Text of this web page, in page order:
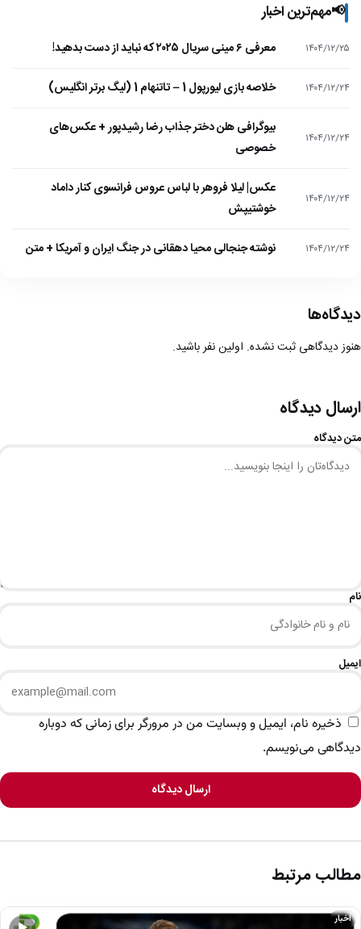
📢مهم‌ترین اخبار
۱۴۰۴/۱۲/۲۵ معرفی ۶ مینی سریال ۲۰۲۵ که نباید از دست بدهید!
۱۴۰۴/۱۲/۲۴ خلاصه بازی لیورپول 1 – تاتنهام 1 (لیگ برتر انگلیس)
۱۴۰۴/۱۲/۲۴
بیوگرافی هلن دختر جذاب رضا رشیدپور + عکس‌های
خصوصی
۱۴۰۴/۱۲/۲۴
عکس| لیلا فروهر با لباس عروس فرانسوی کنار داماد
خوشتیپش
۱۴۰۴/۱۲/۲۴ نوشته جنجالی محیا دهقانی در جنگ ایران و آمریکا + متن
دیدگاه‌ها
هنوز دیدگاهی ثبت نشده. اولین نفر باشید.
ارسال دیدگاه
متن دیدگاه
نام
ایمیل
ذخیره نام، ایمیل و وبسایت من در مرورگر برای زمانی که دوباره
دیدگاهی می‌نویسم.
ارسال دیدگاه
مطالب مرتبط
اخبار